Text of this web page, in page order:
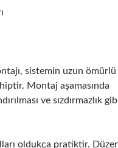
sistemin uzun ömürlü
Montaj aşamasında
ve sızdırmazlık
oldukça pratiktir.